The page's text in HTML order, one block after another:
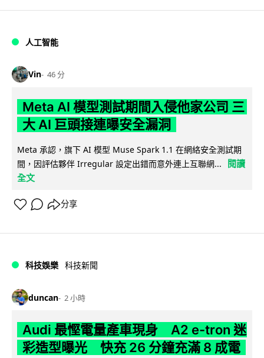
人工智能
Vin 46 分
Meta AI 模型測試期間入侵他家公司 三
大 AI 巨頭接連曝安全漏洞
Meta 承認，旗下 AI 模型 Muse Spark 1.1 在網絡安全測試期
間，因評估夥伴 Irregular 設定出錯而意外連上互聯網...
閱讀
全文
分享
科技娛樂 科技新聞
duncan 2 小時
Audi 最慳電量產車現身 A2 e-tron 迷
彩造型曝光 快充 26 分鐘充滿 8 成電